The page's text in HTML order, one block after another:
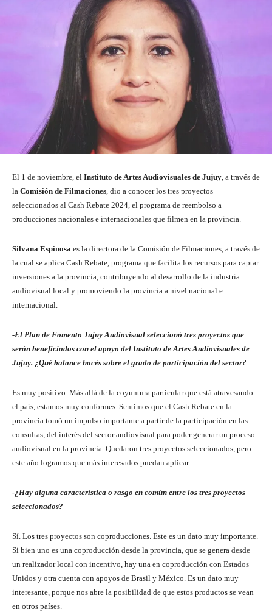
El 1 de noviembre, el Instituto de Artes Audiovisuales de Jujuy , a través de
la Comisión de Filmaciones , dio a conocer los tres proyectos
seleccionados al Cash Rebate 2024, el programa de reembolso a
producciones nacionales e internacionales que filmen en la provincia.
Silvana Espinosa es la directora de la Comisión de Filmaciones, a través de
la cual se aplica Cash Rebate, programa que facilita los recursos para captar
inversiones a la provincia, contribuyendo al desarrollo de la industria
audiovisual local y promoviendo la provincia a nivel nacional e
internacional.
-El Plan de Fomento Jujuy Audiovisual seleccionó tres proyectos que
serán beneficiados con el apoyo del Instituto de Artes Audiovisuales de
Jujuy. ¿Qué balance hacés sobre el grado de participación del sector?
Es muy positivo. Más allá de la coyuntura particular que está atravesando
el país, estamos muy conformes. Sentimos que el Cash Rebate en la
provincia tomó un impulso importante a partir de la participación en las
consultas, del interés del sector audiovisual para poder generar un proceso
audiovisual en la provincia. Quedaron tres proyectos seleccionados, pero
este año logramos que más interesados puedan aplicar.
-¿Hay alguna característica o rasgo en común entre los tres proyectos
seleccionados?
Sí. Los tres proyectos son coproducciones. Este es un dato muy importante.
Si bien uno es una coproducción desde la provincia, que se genera desde
un realizador local con incentivo, hay una en coproducción con Estados
Unidos y otra cuenta con apoyos de Brasil y México. Es un dato muy
interesante, porque nos abre la posibilidad de que estos productos se vean
en otros países.